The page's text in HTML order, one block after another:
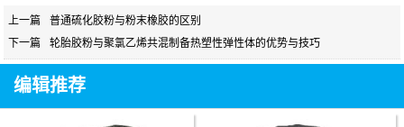
上一篇
普通硫化胶粉与粉末橡胶的区别
下一篇
轮胎胶粉与聚氯乙烯共混制备热塑性弹性体的优势与技巧
编辑推荐